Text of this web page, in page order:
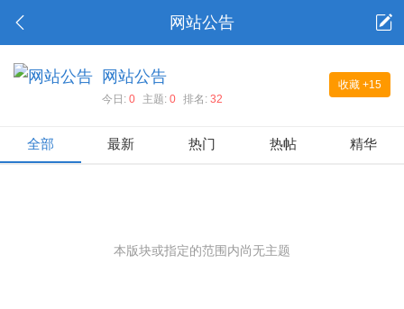
网站公告
收藏 +15
网站公告
今日: 0 主题: 0 排名: 32
全部 最新 热门 热帖 精华
本版块或指定的范围内尚无主题